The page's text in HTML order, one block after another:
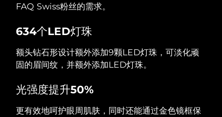
FAQ Swiss粉丝的需求。
634个LED灯珠
额头钻石形设计额外添加9颗LED灯珠，可淡化顽
固的眉间纹，并额外添加LED灯珠。
光强度提升50%
更有效地呵护眼周肌肤，同时还能通过金色镜框保
台湾
泰国
土耳其 预计送达日期10/8/26